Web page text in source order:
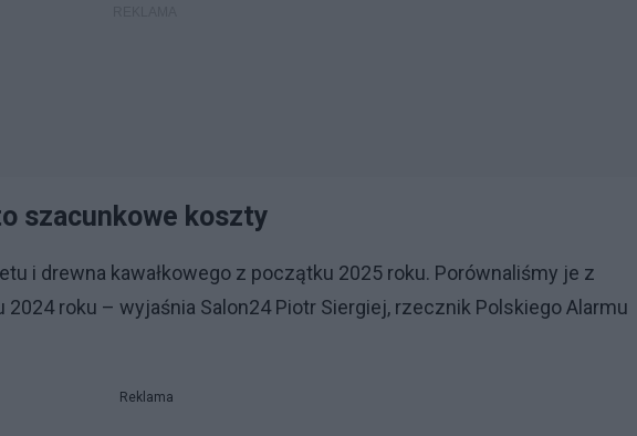
szacunkowe koszty
i drewna kawałkowego z początku 2025 roku. Porównaliśmy je z
roku – wyjaśnia Salon24 Piotr Siergiej, rzecznik Polskiego Alarmu
Reklama